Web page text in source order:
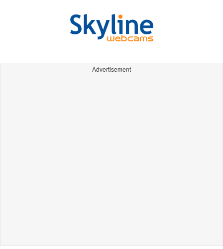
Advertisement